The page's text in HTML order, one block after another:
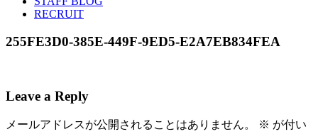
RECRUIT
255FE3D0-385E-449F-9ED5-E2A7EB834FEA
Leave a Reply
メールアドレスが公開されることはありません。 ※ が付い